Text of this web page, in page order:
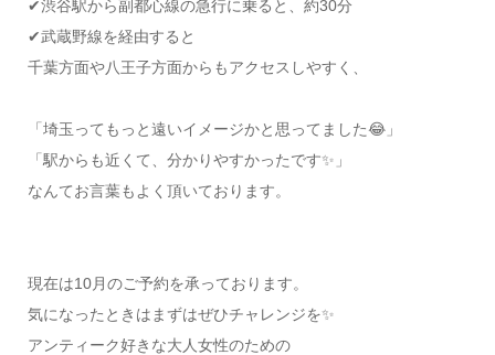
✔渋谷駅から副都心線の急行に乗ると、約30分
✔武蔵野線を経由すると
千葉方面や八王子方面からもアクセスしやすく、
「埼玉ってもっと遠いイメージかと思ってました😂」
「駅からも近くて、分かりやすかったです✨」
なんてお言葉もよく頂いております。
現在は10月のご予約を承っております。
気になったときはまずはぜひチャレンジを✨
アンティーク好きな大人女性のための